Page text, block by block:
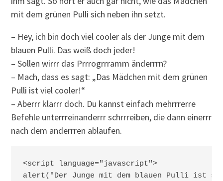
mit dem grünen Pulli sich neben ihn setzt.
– Hey, ich bin doch viel cooler als der Junge mit dem
blauen Pulli. Das weiß doch jeder!
– Sollen wirrr das Prrrogrrramm änderrrn?
– Mach, dass es sagt: „Das Mädchen mit dem grünen
Pulli ist viel cooler!“
– Aberrr klarrr doch. Du kannst einfach mehrrrerre
Befehle unterrreinanderrr schrrreiben, die dann einerrr
nach dem anderrren ablaufen.
<script language="javascript">
alert("Der Junge mit dem blauen Pulli ist